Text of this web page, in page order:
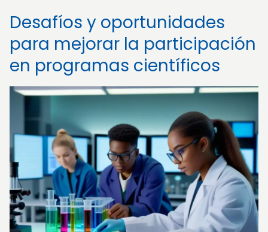
Desafíos y oportunidades
para mejorar la participación
en programas científicos